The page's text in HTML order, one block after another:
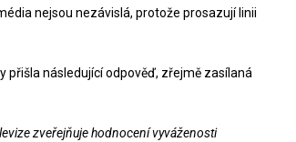
nejsou nezávislá, protože prosazují linii
následující odpověď, zřejmě zasílaná
zveřejňuje hodnocení vyváženosti